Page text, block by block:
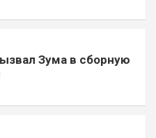
Зума в сборную